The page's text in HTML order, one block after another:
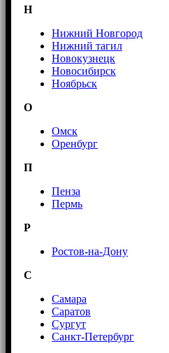
Н
Нижний Новгород
Нижний тагил
Новокузнецк
Новосибирск
Ноябрьск
О
Омск
Оренбург
П
Пенза
Пермь
Р
Ростов-на-Дону
С
Самара
Саратов
Сургут
Санкт-Петербург